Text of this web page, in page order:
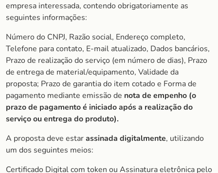
empresa interessada, contendo obrigatoriamente as
seguintes informações:
Número do CNPJ, Razão social, Endereço completo,
Telefone para contato, E-mail atualizado, Dados bancários,
Prazo de realização do serviço (em número de dias), Prazo
de entrega de material/equipamento, Validade da
proposta; Prazo de garantia do item cotado e Forma de
pagamento mediante emissão de nota de empenho (o
prazo de pagamento é iniciado após a realização do
serviço ou entrega do produto).
A proposta deve estarassinada digitalmente, utilizando
um dos seguintes meios:
Certificado Digital com token ou Assinatura eletrônica pelo